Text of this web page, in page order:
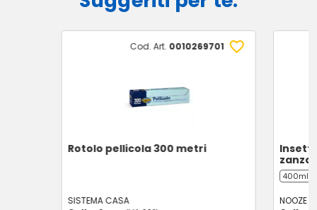
Cod. Art. 0010269701
Rotolo pellicola 300 metri
SISTEMA CASA
400ml
NOOZE